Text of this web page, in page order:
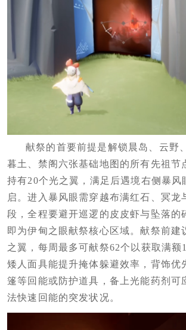
献祭的首要前提是解锁晨岛、云野
暮土、禁阁六张基础地图的所有先祖节
持有20个光之翼，满足后遇境右侧暴风
启。进入暴风眼需穿越布满红石、冥龙
段，全程要避开巡逻的皮皮虾与坠落的
即为伊甸之眼献祭核心区域。献祭前建
之翼，每周最多可献祭62个以获取满额
矮人面具能提升掩体躲避效率，背饰优
篷等回能或防护道具，备上光能药剂可
法快速回能的突发状况。